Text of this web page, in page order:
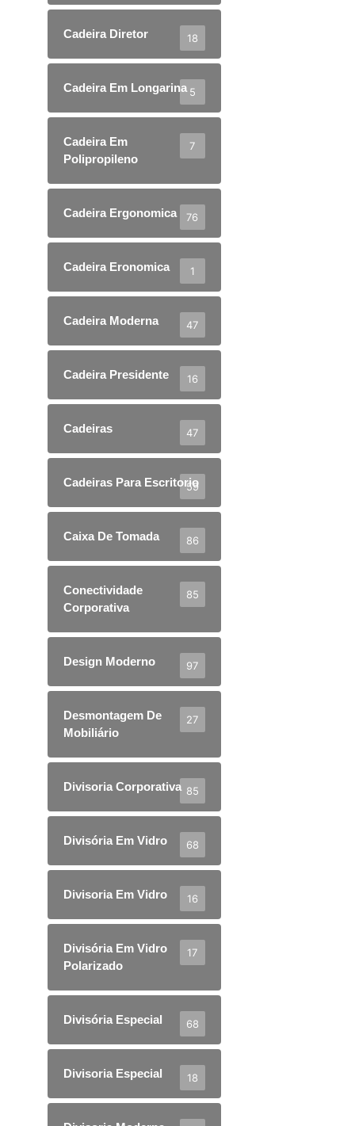
Cadeira Diretor 18
Cadeira Em Longarina 5
Cadeira Em
Polipropileno
7
Cadeira Ergonomica 76
Cadeira Eronomica 1
Cadeira Moderna 47
Cadeira Presidente 16
Cadeiras 47
Cadeiras Para Escritorio
59
Caixa De Tomada 86
Conectividade
Corporativa
85
Design Moderno 97
Desmontagem De
Mobiliário
27
Divisoria Corporativa 85
Divisória Em Vidro 68
Divisoria Em Vidro 16
Divisória Em Vidro
Polarizado
17
Divisória Especial 68
Divisoria Especial 18